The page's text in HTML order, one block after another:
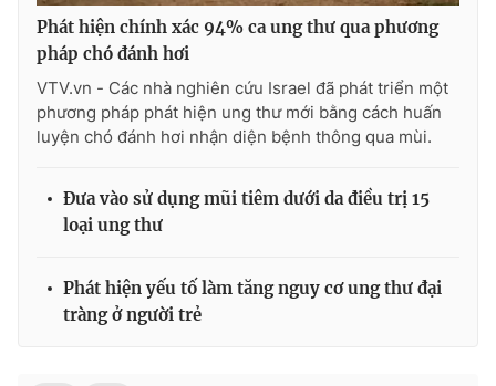
® Cấm sao chép dưới mọi hình thức nếu không có sự chấp
Phát hiện chính xác 94% ca ung thư qua phương
pháp chó đánh hơi
VTV.vn - Các nhà nghiên cứu Israel đã phát triển một
phương pháp phát hiện ung thư mới bằng cách huấn
luyện chó đánh hơi nhận diện bệnh thông qua mùi.
Đưa vào sử dụng mũi tiêm dưới da điều trị 15
loại ung thư
Phát hiện yếu tố làm tăng nguy cơ ung thư đại
tràng ở người trẻ